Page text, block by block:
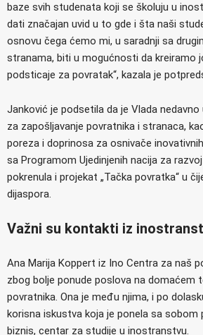
baze svih studenata koji se školuju u
dati značajan uvid u to gde i šta naši
osnovu čega ćemo mi, u saradnji sa
stranama, biti u mogućnosti da kreiramo
podsticaje za povratak“, kazala je
Janković je podsetila da je Vlada
za zapošljavanje povratnika i stranaca,
poreza i doprinosa za osnivače
sa Programom Ujedinjenih nacija za razvoj
pokrenula i projekat „Tačka povratka“ u
dijaspora.
Važni su kontakti iz
Ana Marija Koppert iz Ino Centra za naš
zbog bolje ponude poslova na domaćem
povratnika. Ona je među njima, i po
korisna iskustva koja je ponela sa sobom
biznis, centar za studije u inostranstvu.